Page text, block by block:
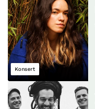
Konsert